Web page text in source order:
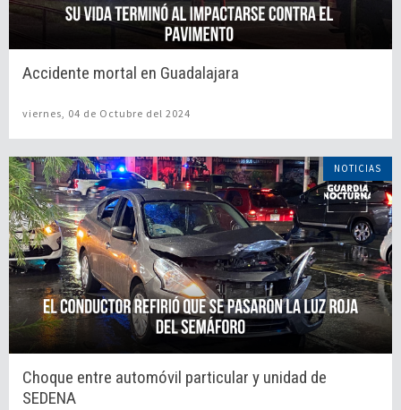
Accidente mortal en Guadalajara
viernes, 04 de Octubre del 2024
NOTICIAS
Choque entre automóvil particular y unidad de
SEDENA